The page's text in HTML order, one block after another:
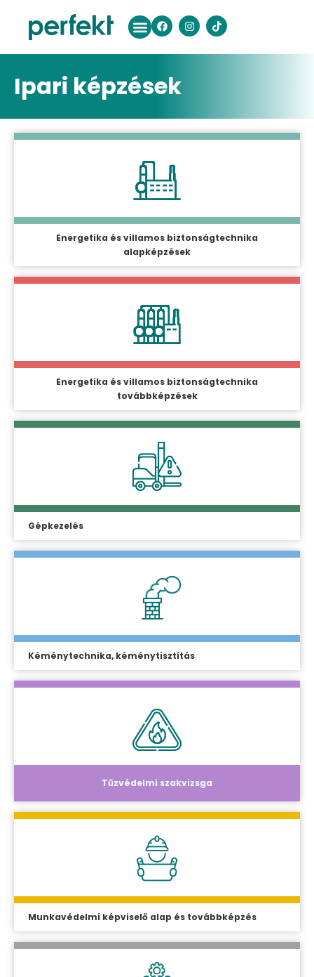
Ipari képzések
Energetika és villamos biztonságtechnika
alapképzések
Energetika és villamos biztonságtechnika
továbbképzések
Gépkezelés
Kéménytechnika, kéménytisztítás
Tűzvédelmi szakvizsga
Munkavédelmi képviselő alap és továbbképzés